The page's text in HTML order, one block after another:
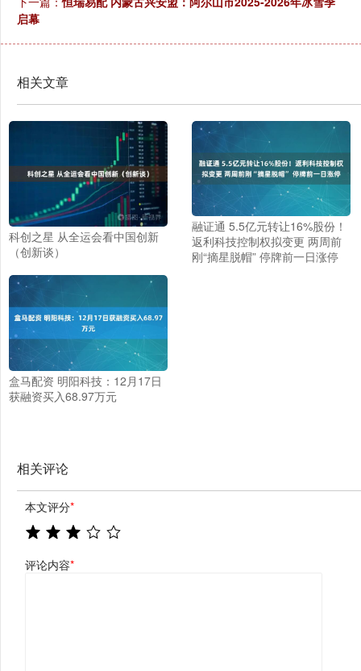
启幕
相关文章
科创之星 从全运会看中国创新
（创新谈）
融证通 5.5亿元转让16%股份！
返利科技控制权拟变更 两周前
刚“摘星脱帽” 停牌前一日涨停
盒马配资 明阳科技：12月17日
获融资买入68.97万元
相关评论
本文评分*
评论内容*